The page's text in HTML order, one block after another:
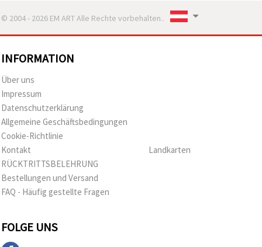
© 2004 - 2026 EM ART Alle Rechte vorbehalten..
INFORMATION
Über uns
Impressum
Datenschutzerklärung
Allgemeine Geschäftsbedingungen
Cookie-Richtlinie
Kontakt
RÜCKTRITTSBELEHRUNG
Bestellungen und Versand
FAQ - Häufig gestellte Fragen
Landkarten
FOLGE UNS